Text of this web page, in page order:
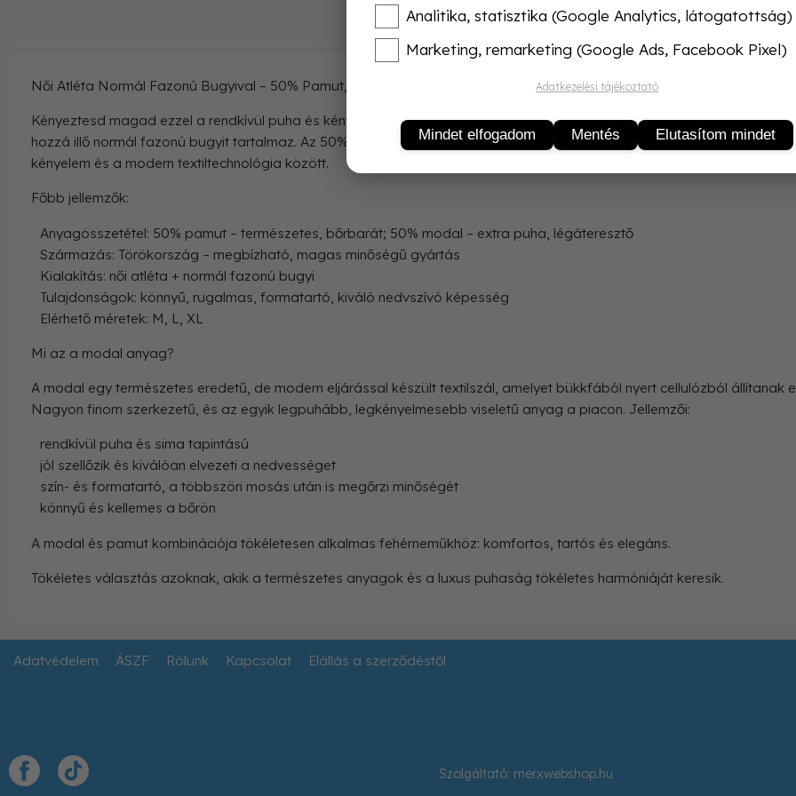
Termékleírás
Női Atléta Normál Fazonú Bugyival – 50% Pamut, 50% Modal – Kiváló Minőség, Törökországból
Kényeztesd magad ezzel a rendkívül puha és kényelmes női fehérnemű szettel, amely egy prémium minőségű atlétát és
hozzá illő normál fazonú bugyit tartalmaz. Az 50% pamut és 50% modal összetétel tökéletes egyensúlyt teremt a
kényelem és a modern textiltechnológia között.
Főbb jellemzők:
Anyagösszetétel: 50% pamut – természetes, bőrbarát; 50% modal – extra puha, légáteresztő
Származás: Törökország – megbízható, magas minőségű gyártás
Kialakítás: női atléta + normál fazonú bugyi
Tulajdonságok: könnyű, rugalmas, formatartó, kiváló nedvszívó képesség
Elérhető méretek: M, L, XL
Mi az a modal anyag?
A modal egy természetes eredetű, de modern eljárással készült textilszál, amelyet bükkfából nyert cellulózból állítanak
Nagyon finom szerkezetű, és az egyik legpuhább, legkényelmesebb viseletű anyag a piacon. Jellemzői:
rendkívül puha és sima tapintású
jól szellőzik és kiválóan elvezeti a nedvességet
szín- és formatartó, a többszöri mosás után is megőrzi minőségét
könnyű és kellemes a bőrön
A modal és pamut kombinációja tökéletesen alkalmas fehérneműkhöz: komfortos, tartós és elegáns.
Tökéletes választás azoknak, akik a természetes anyagok és a luxus puhaság tökéletes harmóniáját keresik.
Adatvédelem ÁSZF Rólunk Kapcsolat Elállás a szerződéstől
Szolgáltató: merxwebshop.hu
Analitika, statisztika (Google Analytics, látogatottság)
Marketing, remarketing (Google Ads, Facebook Pixel)
Adatkezelési tájékoztató
Mindet elfogadom Mentés Elutasítom mindet